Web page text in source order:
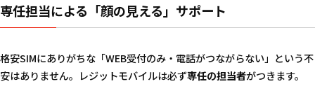
専任担当による「顔の見える」サポート
格安SIMにありがちな「WEB受付のみ・電話がつながらない」という不
安はありません。レジットモバイルは必ず専任の担当者がつきます。